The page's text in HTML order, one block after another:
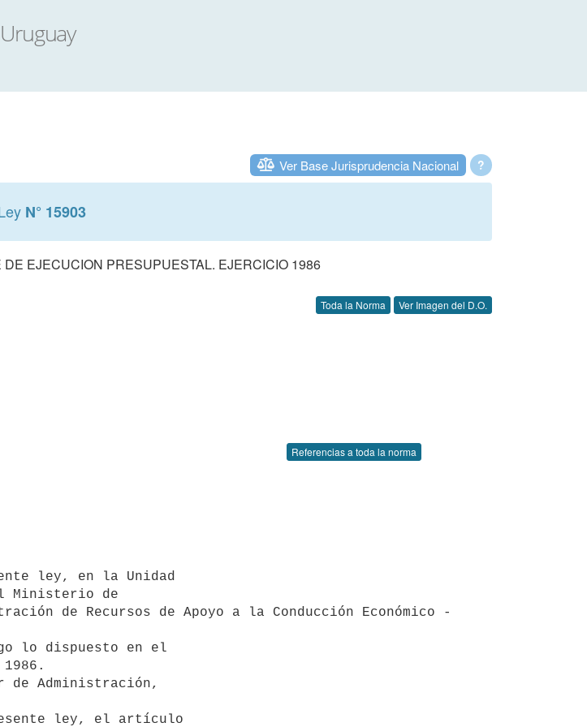
?
Ver Base Jurisprudencia Nacional
N° 15903
EJECUCION PRESUPUESTAL. EJERCICIO 1986
Toda la Norma Ver Imagen del D.O.
Referencias a toda la norma
Ministerio de
de Recursos de Apoyo a la Conducción Económico -
lo dispuesto en el